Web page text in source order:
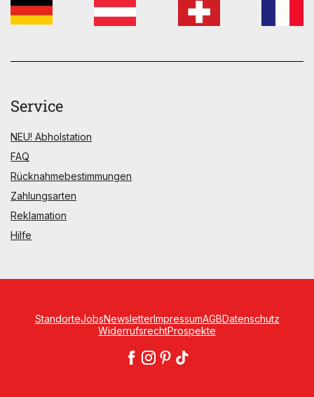
Service
NEU! Abholstation
FAQ
Rücknahmebestimmungen
Zahlungsarten
Reklamation
Hilfe
StandorteJobsNewsletterImpressumAGBDatenschutz
WiderrufsrechtProspekte